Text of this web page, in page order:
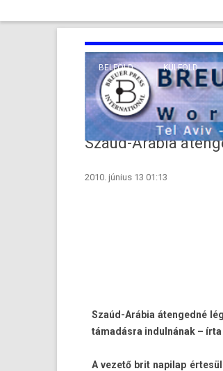
BELFÖLD KÜLFÖLD
TENGERENTÚL
VALLÁS
Szaúd-Arábia
2010. június 13 01:13
Szaúd-Arábia áten­gedné
támadásra in­dul­nának –
A vezető brit napilap